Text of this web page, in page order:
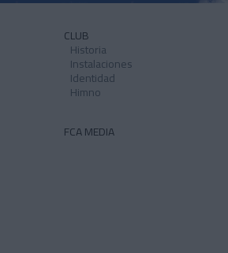
CLUB
Historia
Instalaciones
Identidad
Himno
FCA MEDIA